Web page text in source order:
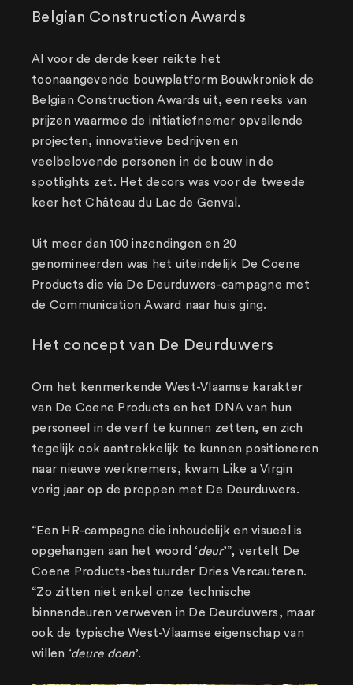
Belgian Construction Awards
Al voor de derde keer reikte het
toonaangevende bouwplatform Bouwkroniek de
Belgian Construction Awards uit, een reeks van
prijzen waarmee de initiatiefnemer opvallende
projecten, innovatieve bedrijven en
veelbelovende personen in de bouw in de
spotlights zet. Het decors was voor de tweede
keer het Château du Lac de Genval.
Uit meer dan 100 inzendingen en 20
genomineerden was het uiteindelijk De Coene
Products die via De Deurduwers-campagne met
de Communication Award naar huis ging.
Het concept van De Deurduwers
Om het kenmerkende West-Vlaamse karakter
van De Coene Products en het DNA van hun
personeel in de verf te kunnen zetten, en zich
tegelijk ook aantrekkelijk te kunnen positioneren
naar nieuwe werknemers, kwam Like a Virgin
vorig jaar op de proppen met De Deurduwers.
“Een HR-campagne die inhoudelijk en visueel is
opgehangen aan het woord ‘deur’”, vertelt De
Coene Products-bestuurder Dries Vercauteren.
“Zo zitten niet enkel onze technische
binnendeuren verweven in De Deurduwers, maar
ook de typische West-Vlaamse eigenschap van
willen ‘deure doen’.